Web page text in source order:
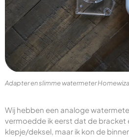
Adapter en slimme watermeter
Wij hebben een analoge
vermoedde ik eerst dat de bracket
klepje/deksel, maar ik kon de